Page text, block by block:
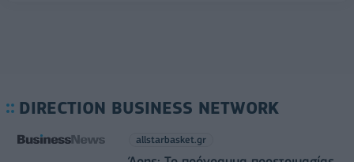
DIRECTION BUSINESS NETWORK
allstarbasket.gr